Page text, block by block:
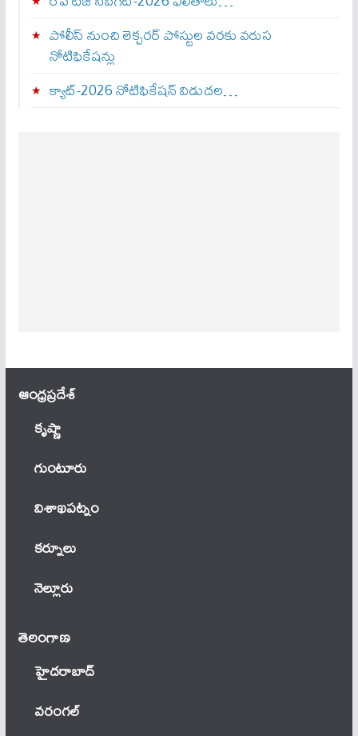
పోలీస్ నుంచి లెక్చరర్ పోస్టుల వరకు వరుస
నోటిఫికేషన్లు
క్యాట్-2026 నోటిఫికేషన్ విడుదల…
ఆంధ్ర‌ప్ర‌దేశ్
కృష్ణా
గుంటూరు
విశాఖపట్నం
కర్నూలు
నెల్లూరు
తెలంగాణ‌
హైదరాబాద్
వ‌రంగ‌ల్